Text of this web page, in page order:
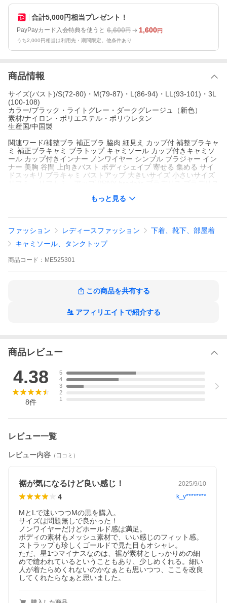
合計5,000円相当プレゼント！
PayPayカード入会特典を使うと 6,600円 1,600円
うち2,000円相当は利用先・期間限定。他条件あり
商品情報
サイズ(バスト)/S(72-80)・M(79-87)・L(86-94)・LL(93-101)・3L
(100-108)
カラー/ブラック・ライトグレー・ダークグレージュ（新色）
素材/ナイロン・ポリエステル・ポリウレタン
生産国/中国製
関連ワード/補整ブラ 補正ブラ 脇肉 細見え カップ付 補整ブラキャ
ミ 補正ブラキャミ ブラトップ キャミソール カップ付きキャミソ
ール カップ付きインナー ノンワイヤー シンプル ブラジャー イン
ナー 美胸 谷間 上向きバスト ボディシェイプ 寄せる 集める サイ
ドスッキリ ブラキャミ バストアップ 大きいサイズ 小さいサイズ
ゼント ギフト 母 祖母 友達 彼女 誕生日 花以外 実用的 女性 10代
もっと見る
ファッション レディースファッション
下着、靴下、部屋着
キャミソール、タンクトップ
商品 コード： ME525301
この商品を共有する
アフィリエイトで紹介する
商品レビュー
4.38
8件
5
4
3
2
1
レビュー一覧
レビュー内容 （口コミ）
裾が気になるけど良い感じ！ 2025/9/10
4 k_y********
MとLで迷いつつMの黒を購入。
サイズは問題無しで良かった！
ノンワイヤーだけどホールド感は満足。
ボディの素材もメッシュ素材で、いい感じのフィット感。
ストラップも珍しくゴールドで見た目もオシャレ。
ただ、星1つマイナスなのは、裾が素材としっかりめの細
めで縫われているということもあり、少しめくれる。細い
人が着たらめくれないのかなぁとも思いつつ、ここを改良
してくれたらなぁと思いました。